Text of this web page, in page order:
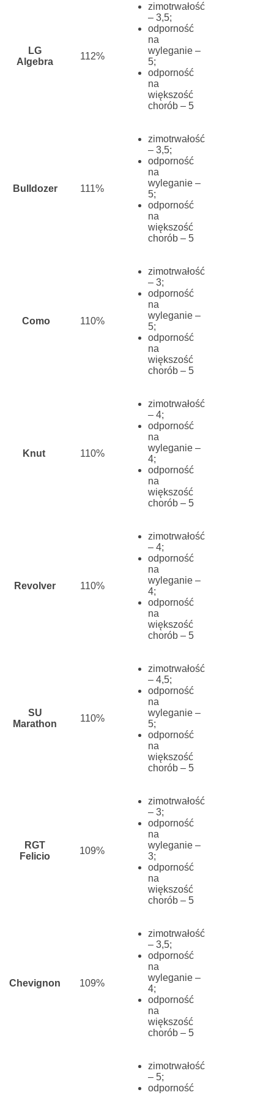
LG
Algebra
112%
zimotrwałość
– 3,5;
odporność
na
wyleganie –
5;
odporność
na
większość
chorób – 5
Bulldozer 111%
zimotrwałość
– 3,5;
odporność
na
wyleganie –
5;
odporność
na
większość
chorób – 5
Como 110%
zimotrwałość
– 3;
odporność
na
wyleganie –
5;
odporność
na
większość
chorób – 5
Knut 110%
zimotrwałość
– 4;
odporność
na
wyleganie –
4;
odporność
na
większość
chorób – 5
Revolver 110%
zimotrwałość
– 4;
odporność
na
wyleganie –
4;
odporność
na
większość
chorób – 5
SU
Marathon
110%
zimotrwałość
– 4,5;
odporność
na
wyleganie –
5;
odporność
na
większość
chorób – 5
RGT
Felicio
109%
zimotrwałość
– 3;
odporność
na
wyleganie –
3;
odporność
na
większość
chorób – 5
Chevignon 109%
zimotrwałość
– 3,5;
odporność
na
wyleganie –
4;
odporność
na
większość
chorób – 5
zimotrwałość
– 5;
odporność